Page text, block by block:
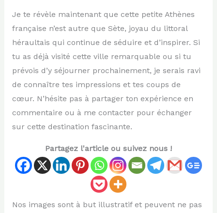
Je te révèle maintenant que cette petite Athènes
française n’est autre que Sète, joyau du littoral
héraultais qui continue de séduire et d’inspirer. Si
tu as déjà visité cette ville remarquable ou si tu
prévois d’y séjourner prochainement, je serais ravi
de connaître tes impressions et tes coups de
cœur. N’hésite pas à partager ton expérience en
commentaire ou à me contacter pour échanger
sur cette destination fascinante.
Partagez l'article ou suivez nous !
Nos images sont à but illustratif et peuvent ne pas